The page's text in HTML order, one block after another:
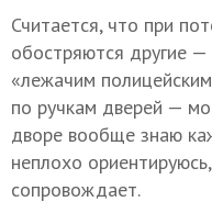
Считается, что при
обостряются другие
«лежачим
по ручкам дверей —
дворе вообще знаю
неплохо
сопровождает.